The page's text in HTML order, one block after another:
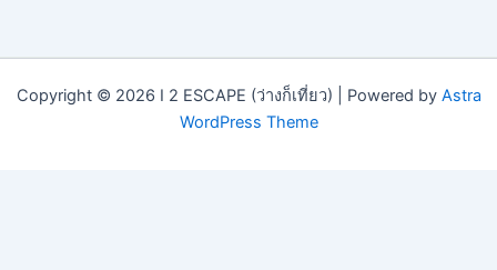
Copyright © 2026 I 2 ESCAPE (ว่างก็เที่ยว) | Powered by Astra
WordPress Theme